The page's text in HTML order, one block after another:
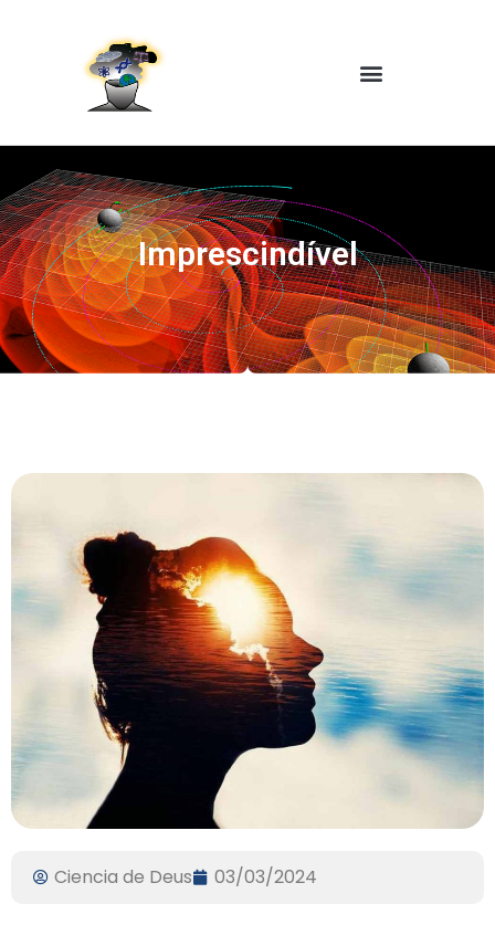
Imprescindível
Ciencia de Deus 03/03/2024